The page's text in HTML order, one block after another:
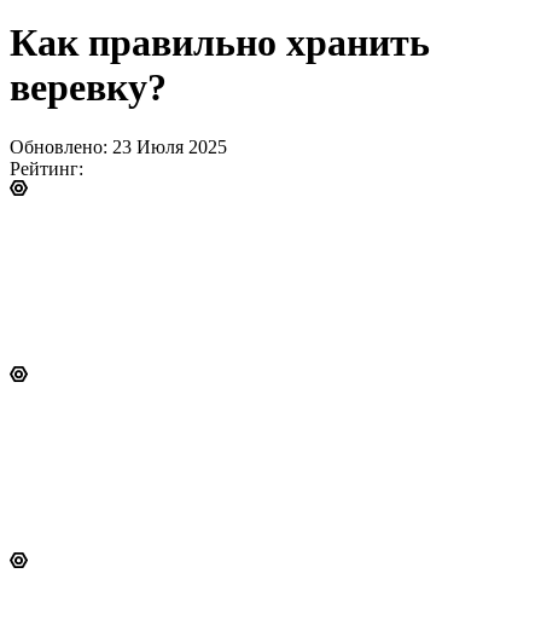
Как правильно хранить
веревку?
Обновлено: 23 Июля 2025
Рейтинг: